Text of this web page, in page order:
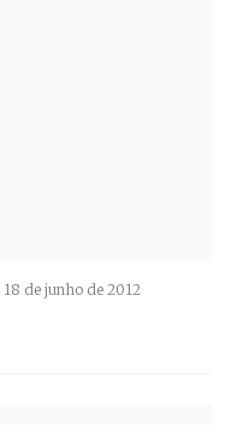
18 de junho de 2012